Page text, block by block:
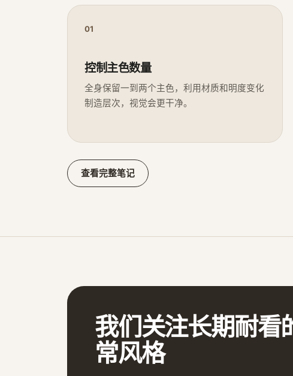
01
控制主色数量
全身保留一到两个主色，利用材质和明度变化
制造层次，视觉会更干净。
查看完整笔记
我们关注长期耐看
常风格